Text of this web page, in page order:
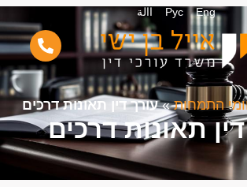
Eng
Рус االة
התמחות»עורך דין תאונות דרכים
תאונות דרכים